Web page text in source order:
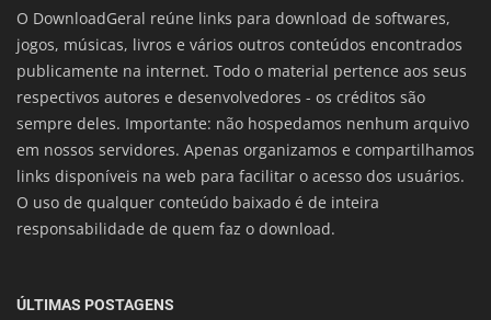
O DownloadGeral reúne links para download de softwares,
jogos, músicas, livros e vários outros conteúdos encontrados
publicamente na internet. Todo o material pertence aos seus
respectivos autores e desenvolvedores - os créditos são
sempre deles. Importante: não hospedamos nenhum arquivo
em nossos servidores. Apenas organizamos e compartilhamos
links disponíveis na web para facilitar o acesso dos usuários.
O uso de qualquer conteúdo baixado é de inteira
responsabilidade de quem faz o download.
ÚLTIMAS POSTAGENS